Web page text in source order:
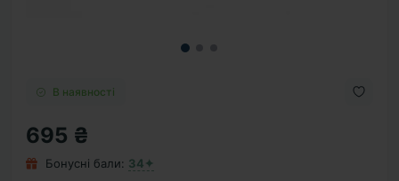
В наявності
695 ₴
Бонусні бали: 34✦